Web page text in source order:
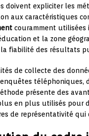
doivent expliciter les
aux caractéristiques
couramment utilisées
et la zone
la fiabilité des résultats
de collecte des
présente des
en plus utilisés pour
de représentativité qui